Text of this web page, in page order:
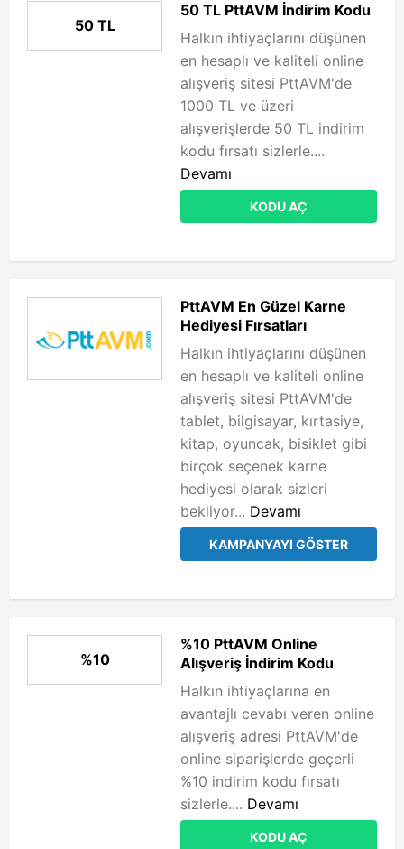
50 TL
50 TL PttAVM İndirim Kodu
Halkın ihtiyaçlarını düşünen
en hesaplı ve kaliteli online
alışveriş sitesi PttAVM'de
1000 TL ve üzeri
alışverişlerde 50 TL indirim
kodu fırsatı sizlerle....
Devamı
KODU AÇ
PttAVM En Güzel Karne
Hediyesi Fırsatları
Halkın ihtiyaçlarını düşünen
en hesaplı ve kaliteli online
alışveriş sitesi PttAVM'de
tablet, bilgisayar, kırtasiye,
kitap, oyuncak, bisiklet gibi
birçok seçenek karne
hediyesi olarak sizleri
bekliyor... Devamı
KAMPANYAYI GÖSTER
%10
%10 PttAVM Online
Alışveriş İndirim Kodu
Halkın ihtiyaçlarına en
avantajlı cevabı veren online
alışveriş adresi PttAVM'de
online siparişlerde geçerli
%10 indirim kodu fırsatı
sizlerle.... Devamı
KODU AÇ